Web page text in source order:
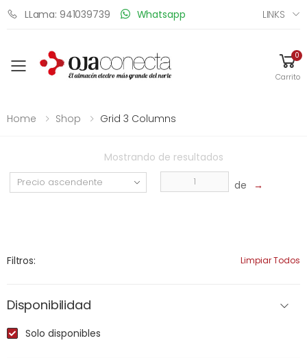
LLama: 941039739 Whatsapp LINKS
Toggle mobile menu
0
Carrito
Home Shop Grid 3 Columns
Mostrando de resultados
de →
Filtros: Limpiar Todos
Disponibilidad
Solo disponibles